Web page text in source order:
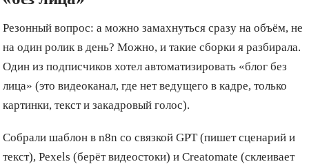
Резонный вопрос: а можно замахнуться сразу на объём, не
на один ролик в день? Можно, и такие сборки я разбирала.
Один из подписчиков хотел автоматизировать «блог без
лица» (это видеоканал, где нет ведущего в кадре, только
картинки, текст и закадровый голос).
Собрали шаблон в n8n со связкой GPT (пишет сценарий и
текст), Pexels (берёт видеостоки) и Creatomate (склеивает